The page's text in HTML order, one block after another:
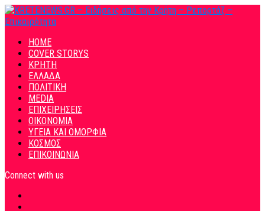
HOME
COVER STORYS
ΚΡΗΤΗ
ΕΛΛΑΔΑ
ΠΟΛΙΤΙΚΗ
MEDIA
ΕΠΙΧΕΙΡΗΣΕΙΣ
ΟΙΚΟΝΟΜΙΑ
ΥΓΕΙΑ ΚΑΙ ΟΜΟΡΦΙΑ
ΚΟΣΜΟΣ
ΕΠΙΚΟΙΝΩΝΙΑ
Connect with us